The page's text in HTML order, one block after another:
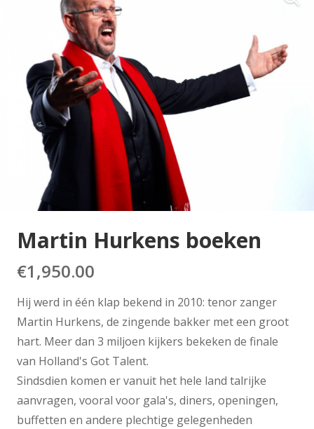
Martin Hurkens boeken
€1,950.00
Hij werd in één klap bekend in 2010: tenor zanger
Martin Hurkens, de zingende bakker met een groot
hart. Meer dan 3 miljoen kijkers bekeken de finale
van Holland's Got Talent.
Sindsdien komen er vanuit het hele land talrijke
aanvragen, vooral voor gala's, diners, openingen,
buffetten en andere plechtige gelegenheden